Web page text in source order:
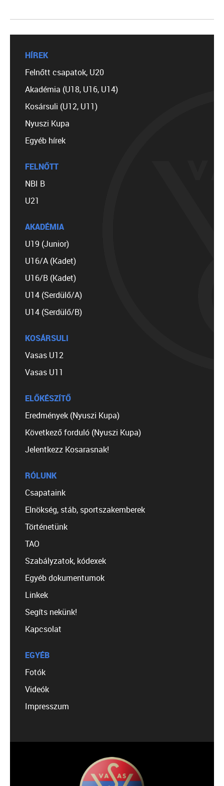
HÍREK
Felnőtt csapatok, U20
Akadémia (U18, U16, U14)
Kosársuli (U12, U11)
Nyuszi Kupa
Egyéb hírek
FELNŐTT
NBI B
U21
AKADÉMIA
U19 (Junior)
U16/A (Kadet)
U16/B (Kadet)
U14 (Serdülő/A)
U14 (Serdülő/B)
KOSÁRSULI
Vasas U12
Vasas U11
ELŐKÉSZÍTŐ
Eredmények (Nyuszi Kupa)
Következő forduló (Nyuszi Kupa)
Jelentkezz Kosarasnak!
RÓLUNK
Csapataink
Elnökség, stáb, sportszakemberek
Történetünk
TAO
Szabályzatok, kódexek
Egyéb dokumentumok
Linkek
Segíts nekünk!
Kapcsolat
EGYÉB
Fotók
Videók
Impresszum